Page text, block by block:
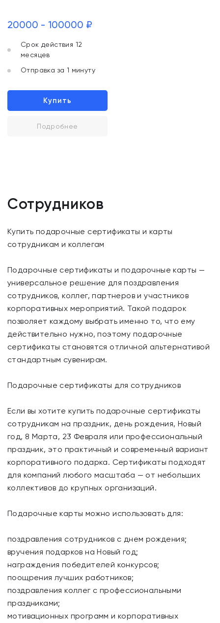
20000 - 100000 ₽
Срок действия 12
месяцев
Отправка за 1 минуту
Купить
Подробнее
Сотрудников
Купить подарочные сертификаты и карты
сотрудникам и коллегам
Подарочные сертификаты и подарочные карты —
универсальное решение для поздравления
сотрудников, коллег, партнеров и участников
корпоративных мероприятий. Такой подарок
позволяет каждому выбрать именно то, что ему
действительно нужно, поэтому подарочные
сертификаты становятся отличной альтернативой
стандартным сувенирам.
Подарочные сертификаты для сотрудников
Если вы хотите купить подарочные сертификаты
сотрудникам на праздник, день рождения, Новый
год, 8 Марта, 23 Февраля или профессиональный
праздник, это практичный и современный вариант
корпоративного подарка. Сертификаты подходят
для компаний любого масштаба — от небольших
коллективов до крупных организаций.
Подарочные карты можно использовать для:
поздравления сотрудников с днем рождения;
вручения подарков на Новый год;
награждения победителей конкурсов;
поощрения лучших работников;
поздравления коллег с профессиональными
праздниками;
мотивационных программ и корпоративных